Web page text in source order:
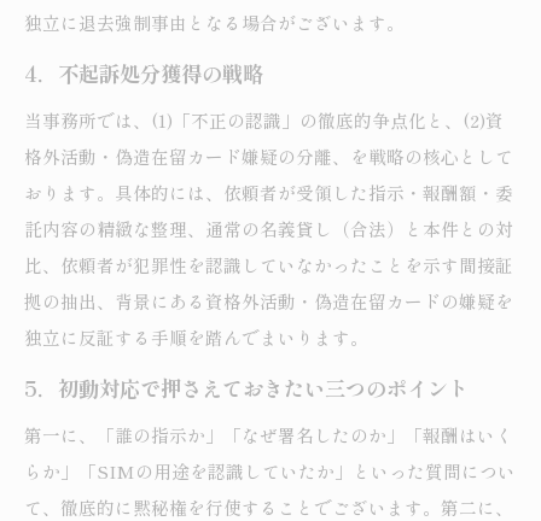
独立に退去強制事由となる場合がございます。
4．不起訴処分獲得の戦略
当事務所では、(1)「不正の認識」の徹底的争点化と、(2)資
格外活動・偽造在留カード嫌疑の分離、を戦略の核心として
おります。具体的には、依頼者が受領した指示・報酬額・委
託内容の精緻な整理、通常の名義貸し（合法）と本件との対
比、依頼者が犯罪性を認識していなかったことを示す間接証
拠の抽出、背景にある資格外活動・偽造在留カードの嫌疑を
独立に反証する手順を踏んでまいります。
5．初動対応で押さえておきたい三つのポイント
第一に、「誰の指示か」「なぜ署名したのか」「報酬はいく
らか」「SIMの用途を認識していたか」といった質問につい
て、徹底的に黙秘権を行使することでございます。第二に、